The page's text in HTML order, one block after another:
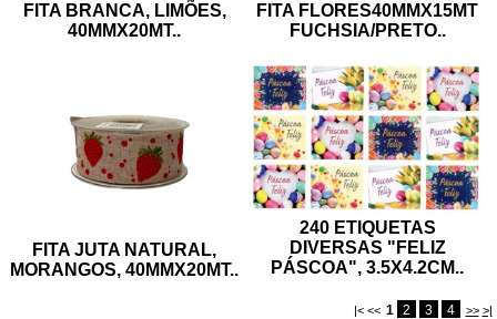
FITA BRANCA, LIMÕES,
40MMX20MT..
FITA FLORES40MMX15MT
FUCHSIA/PRETO..
FITA JUTA NATURAL,
MORANGOS, 40MMX20MT..
240 ETIQUETAS
DIVERSAS "FELIZ
PÁSCOA", 3.5X4.2CM..
|< << 1 2 3 4 >> >|